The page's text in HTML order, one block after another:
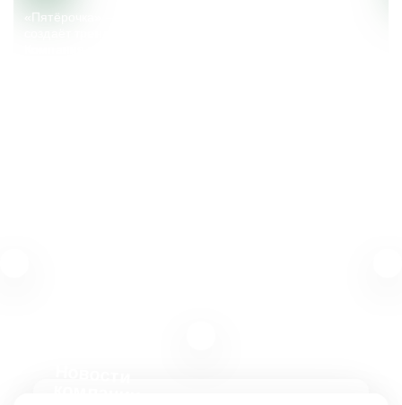
«Пятёрочка» – крупный федеральный ритейлер, который